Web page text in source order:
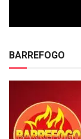
BARREFOGO